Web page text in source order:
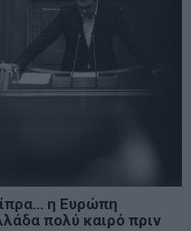
η Ευρώπη
πολύ καιρό πριν